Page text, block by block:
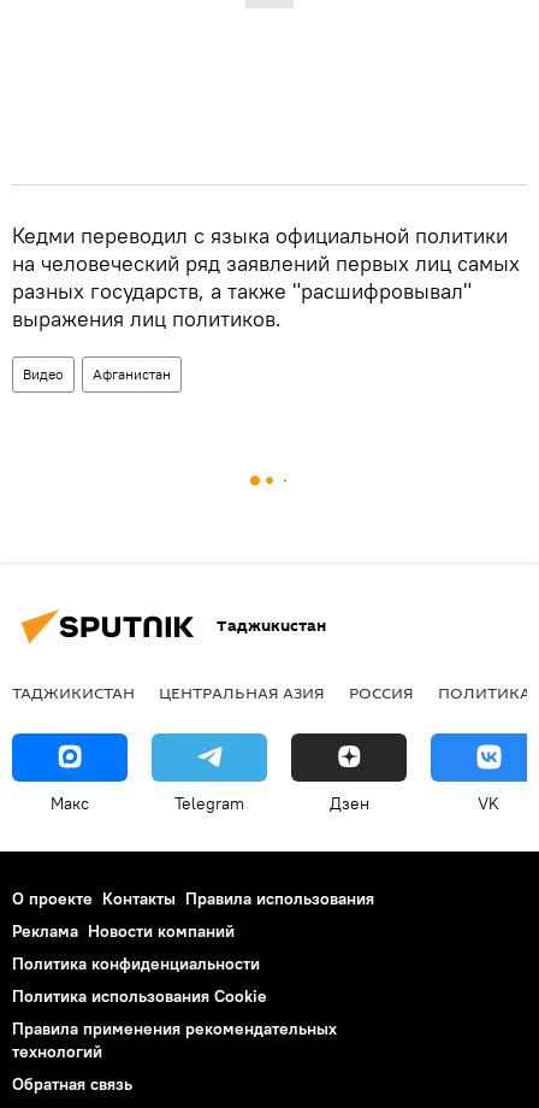
Кедми переводил с языка официальной политики
на человеческий ряд заявлений первых лиц самых
разных государств, а также "расшифровывал"
выражения лиц политиков.
Видео Афганистан
Таджикистан
ТАДЖИКИСТАН ЦЕНТРАЛЬНАЯ АЗИЯ РОССИЯ ПОЛИТИКА
Макс Telegram Дзен VK
О проекте Контакты Правила использования
Реклама Новости компаний
Политика конфиденциальности
Политика использования Cookie
Правила применения рекомендательных
технологий
Обратная связь